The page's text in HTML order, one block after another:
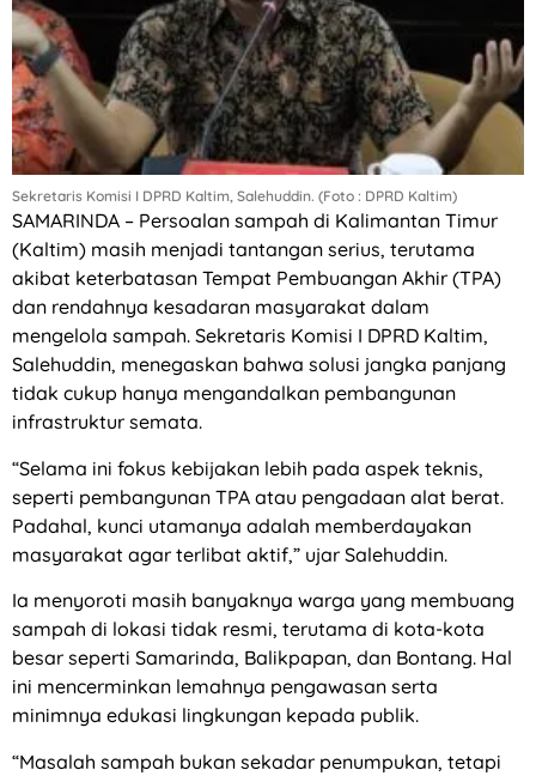
Sekretaris Komisi I DPRD Kaltim, Salehuddin. (Foto : DPRD Kaltim)
SAMARINDA – Persoalan sampah di Kalimantan Timur
(Kaltim) masih menjadi tantangan serius, terutama
akibat keterbatasan Tempat Pembuangan Akhir (TPA)
dan rendahnya kesadaran masyarakat dalam
mengelola sampah. Sekretaris Komisi I DPRD Kaltim,
Salehuddin, menegaskan bahwa solusi jangka panjang
tidak cukup hanya mengandalkan pembangunan
infrastruktur semata.
“Selama ini fokus kebijakan lebih pada aspek teknis,
seperti pembangunan TPA atau pengadaan alat berat.
Padahal, kunci utamanya adalah memberdayakan
masyarakat agar terlibat aktif,” ujar Salehuddin.
Ia menyoroti masih banyaknya warga yang membuang
sampah di lokasi tidak resmi, terutama di kota-kota
besar seperti Samarinda, Balikpapan, dan Bontang. Hal
ini mencerminkan lemahnya pengawasan serta
minimnya edukasi lingkungan kepada publik.
“Masalah sampah bukan sekadar penumpukan, tetapi